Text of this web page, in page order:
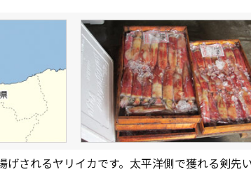
げされるヤリイカです。太平洋側で獲れる剣